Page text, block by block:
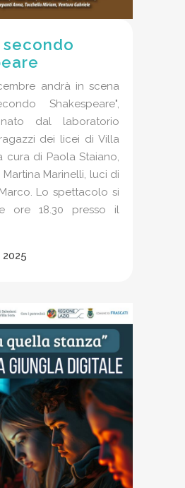
secondo
andrà in scena
Shakespeare",
dal laboratorio
dei licei di Villa
cura di Paola Staiano,
Marinelli, luci di
Lo spettacolo si
ore 18.30 presso il